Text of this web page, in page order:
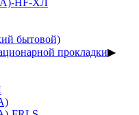
HF-ХЛ
бытовой)
прокладки▶